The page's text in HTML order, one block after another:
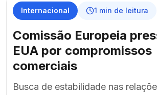
Internacional 1 min de leitura
Comissão Europeia
EUA por compromissos
comerciais
Busca de estabilidade nas